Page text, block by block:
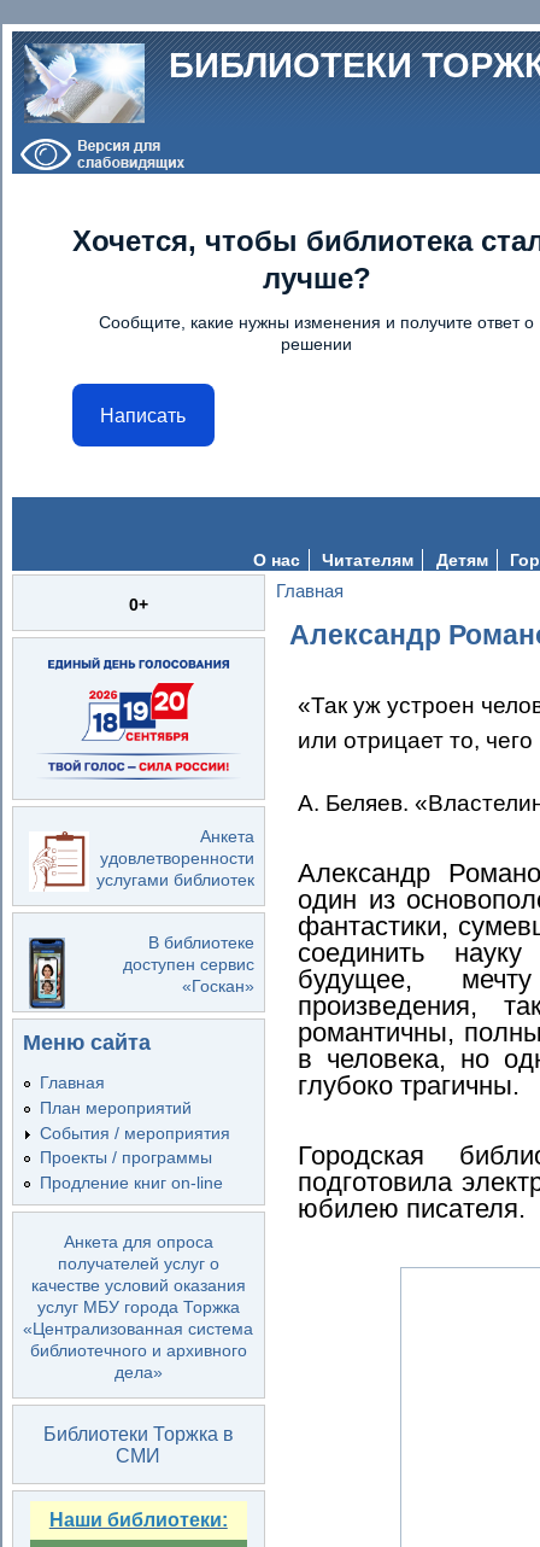
Перейти к основному содержанию
БИБЛИОТЕКИ
Хочется, чтобы библиотека
лучше?
Сообщите, какие нужны изменения и получите ответ о
решении
Написать
О нас Читателям Детям
0+
Анкета
удовлетворенности
услугами библиотек
В библиотеке
доступен сервис
«Госкан»
Меню сайта
Главная
План мероприятий
События / мероприятия
Проекты / программы
Продление книг on-line
Анкета для опроса
получателей услуг о
качестве условий оказания
услуг МБУ города Торжка
«Централизованная система
библиотечного и архивного
дела»
Библиотеки Торжка в
СМИ
Наши библиотеки:
Вы здесь
Главная
Александр
«Так уж устроен
или отрицает то,
А. Беляев.
Александр
один из
фантастики,
соединить
будущее,
произведения,
романтичны,
в человека, но
глубоко трагичны.
Городская
подготовила
юбилею писателя.